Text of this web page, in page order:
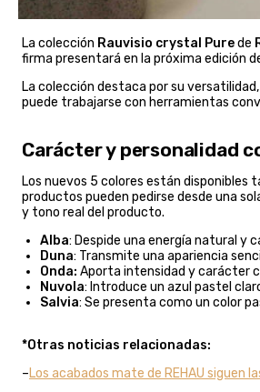
La colección Rauvisio crystal Purede
firma presentará en la próxima edición
La colección destaca por su
puede trabajarse con herramientas
Carácter y personalidad
Los nuevos 5 colores están
productos pueden pedirse desde una
y tono real del producto.
Alba: Despide una energía natural y
Duna: Transmite una apariencia
Onda: Aporta intensidad y carácter
Nuvola: Introduce un azul pastel
Salvia: Se presenta como un color
*Otras noticias relacionadas:
–Los acabados mate de REHAU siguen